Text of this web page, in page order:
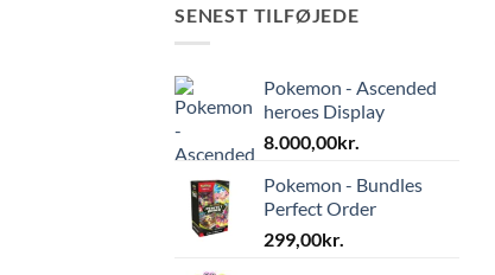
SENEST TILFØJEDE
Pokemon - Ascended
heroes Display
8.000,00kr.
Pokemon - Bundles
Perfect Order
299,00kr.